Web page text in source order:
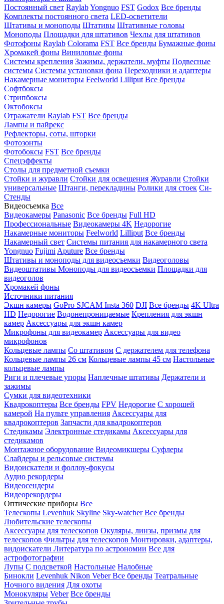
Постоянный свет RaylabYongnuo FST Godox Все бренды
Комплекты постоянного света LED-осветители
Штативы и моноподы Штативы Штативные головы
Моноподы Площадки для штативов Чехлы для штативов
Фотофоны Raylab Colorama FST Все бренды Бумажные фоны
Хромакей фоны Виниловые фоны
Системы крепления Зажимы, держатели, муфты Подвесные
системы Системы установки фона Переходники и адаптеры
Накамерные мониторы Feelworld Lilliput Все бренды
Софтбоксы
Стрипбоксы
Октобоксы
Отражатели Raylab FST Все бренды
Лампы и пайрекс
Рефлекторы, соты, шторки
Фотозонты
Фотобоксы FST Все бренды
Спецэффекты
Столы для предметной съемки
Стойки и журавли Стойки для освещения Журавли Стойки
универсальные Штанги, перекладины Ролики для стоек Си-
Стенды
Видеосъемка Все
Видеокамеры Panasonic Все бренды Full HD
Профессиональные Видеокамеры 4K Недорогие
Накамерные мониторы Feelworld Lilliput Все бренды
Накамерный свет Системы питания для накамерного света
Yongnuo Fujimi Aputure Все бренды
Штативы и моноподы для видеосъемки Видеоголовы
Видеоштативы Моноподы для видеосъемки Площадки для
видеоголов
Хромакей фоны
Источники питания
Экшн камеры GoPro SJCAM Insta 360 DJI Все бренды 4K Ultra
HD Недорогие Водонепроницаемые Крепления для экшн
камер Аксессуары для экшн камер
Микрофоны для видеокамер Аксессуары для видео
микрофонов
Кольцевые лампы Со штативом C держателем для телефона
Кольцевые лампы 26 см Кольцевые лампы 45 см Настольные
кольцевые лампы
Риги и плечевые упоры Наплечные штативы Держатели и
зажимы
Сумки для видеотехники
Квадрокоптеры Все бренды FPV Недорогие С хорошей
камерой На пульте управления Аксессуары для
квадрокоптеров Запчасти для квадрокоптеров
Стедикамы Электронные стедикамы Аксессуары для
стедикамов
Монтажное оборудование Видеомикшеры Суфлеры
Слайдеры и рельсовые системы
Видоискатели и фоллоу-фокусы
Аудио рекордеры
Видеосендеры
Видеорекордеры
Оптические приборы Все
Телескопы Levenhuk Skyline Sky-watcherВсе бренды
Любительские телескопы
Аксессуары для телескопов Окуляры, линзы, призмы для
телескопов Фильтры для телескопов Монтировки, адаптеры,
видоискатели Литература по астрономии Все для
астрофотографии
Лупы С подсветкой Настольные Налобные
Бинокли Levenhuk Nikon VeberВсе бренды Театральные
Ночного видения Для охоты
Монокуляры Veber Все бренды